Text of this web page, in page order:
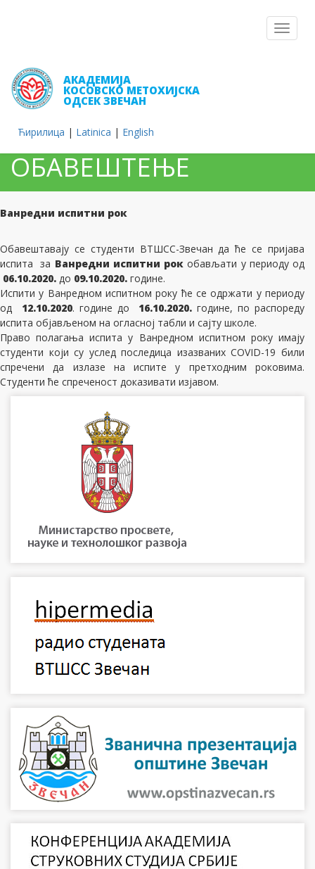
Toggle
АКАДЕМИЈА
КОСОВСКО МЕТОХИЈСКА
ОДСЕК ЗВЕЧАН
Ћирилица | Latinica | English
ОБАВEШТЕЊЕ
Ванредни испитни рок
Обавештавају се студенти ВТШСС-Звечан да ће се пријава
испита за Ванредни испитни рокобављати у периоду од
06.10.2020. до 09.10.2020. године.
Испитиу Ванредном испитном рокуће се одржати у периоду
од
12.10.2020. године до 16.10.2020. године, по распореду
испита објављеном на огласној табли и сајту школе.
Право полагања испита у Ванредном испитном року имају
студенти који су услед последица изазванихCOVID-19 били
спречени да излазе на испите у претходним роковима.
Студенти ће спреченост доказивати изјавом.